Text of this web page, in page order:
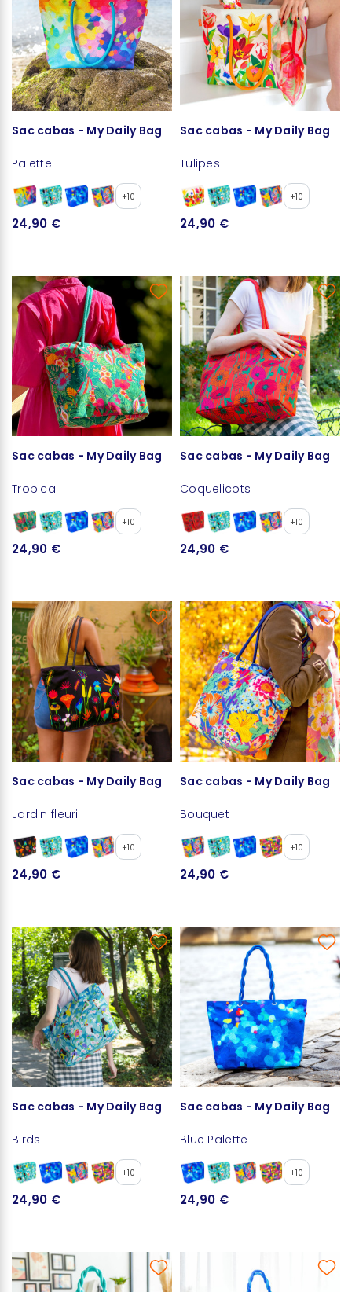
Sac cabas - My Daily Bag
Palette
+10
24,90 €
Sac cabas - My Daily Bag
Tulipes
+10
24,90 €
Sac cabas - My Daily Bag
Tropical
+10
24,90 €
Sac cabas - My Daily Bag
Coquelicots
+10
24,90 €
Sac cabas - My Daily Bag
Jardin fleuri
+10
24,90 €
Sac cabas - My Daily Bag
Bouquet
+10
24,90 €
Sac cabas - My Daily Bag
Birds
+10
24,90 €
Sac cabas - My Daily Bag
Blue Palette
+10
24,90 €